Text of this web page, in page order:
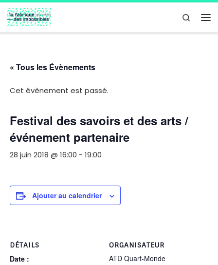
Passer au contenu
Search
« Tous les Évènements
Cet évènement est passé.
Festival des savoirs et des arts /
événement partenaire
28 juin 2018 @ 16:00 - 19:00
Ajouter au calendrier
DÉTAILS
Date :
ORGANISATEUR
ATD Quart-Monde